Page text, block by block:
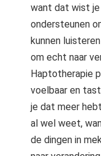
want dat wist je
ondersteunen
kunnen
om echt naar
Haptotherapie
voelbaar en
je dat meer
al wel weet,
de dingen in